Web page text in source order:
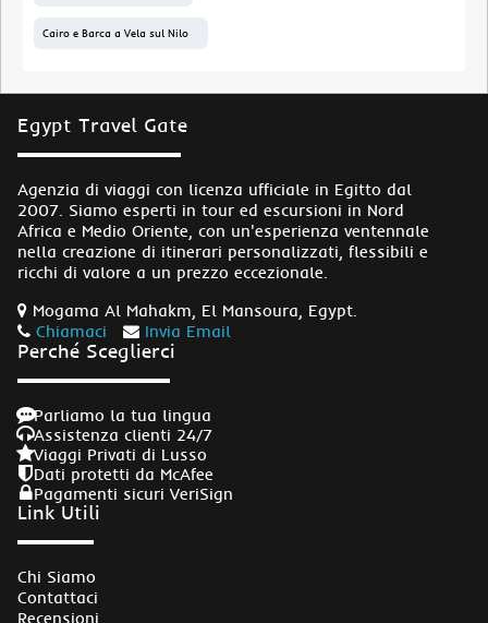
Cairo e Barca a Vela sul Nilo
Egypt Travel Gate
Agenzia di viaggi con licenza ufficiale in Egitto dal
2007. Siamo esperti in tour ed escursioni in Nord
Africa e Medio Oriente, con un'esperienza ventennale
nella creazione di itinerari personalizzati, flessibili e
ricchi di valore a un prezzo eccezionale.
Mogama Al Mahakm, El Mansoura, Egypt.
Chiamaci
Invia Email
Perché Sceglierci
Parliamo la tua lingua
Assistenza clienti 24/7
Viaggi Privati di Lusso
Dati protetti da McAfee
Pagamenti sicuri VeriSign
Link Utili
Chi Siamo
Contattaci
Recensioni